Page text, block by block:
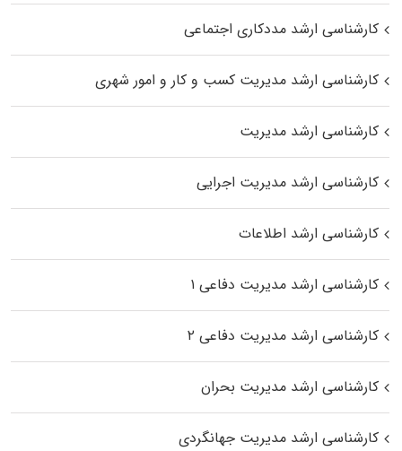
کارشناسی ارشد مددکاری اجتماعی
کارشناسی ارشد مدیریت کسب و کار و امور شهری
کارشناسی ارشد مدیریت
کارشناسی ارشد مدیریت اجرایی
کارشناسی ارشد اطلاعات
کارشناسی ارشد مدیریت دفاعی ۱
کارشناسی ارشد مدیریت دفاعی ۲
کارشناسی ارشد مدیریت بحران
کارشناسی ارشد مدیریت جهانگردی